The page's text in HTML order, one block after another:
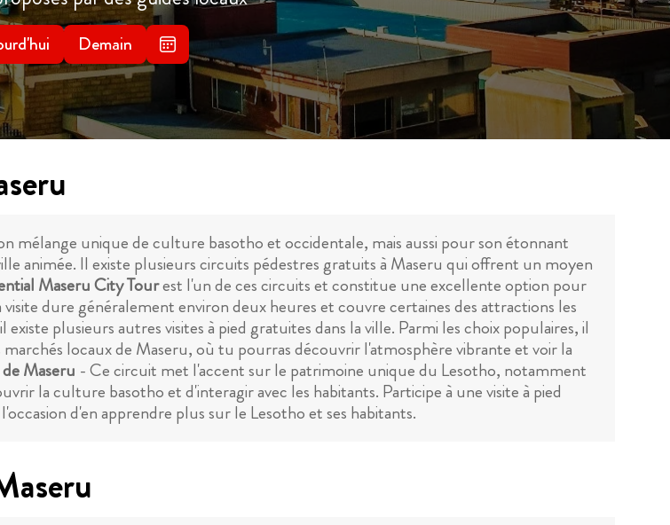
Demain
mélange unique de culture basotho et occidentale, mais aussi pour son étonnant
animée. Il existe plusieurs circuits pédestres gratuits à Maseru qui offrent un moyen
Maseru City Tourest l'un de ces circuits et constitue une excellente option pour
dure généralement environ deux heures et couvre certaines des attractions les
plusieurs autres visites à pied gratuites dans la ville. Parmi les choix populaires, il
locaux de Maseru, où tu pourras découvrir l'atmosphère vibrante et voir la
Maseru - Ce circuit met l'accent sur le patrimoine unique du Lesotho, notamment
la culture basotho et d'interagir avec les habitants. Participe à une visite à pied
d'en apprendre plus sur le Lesotho et ses habitants.